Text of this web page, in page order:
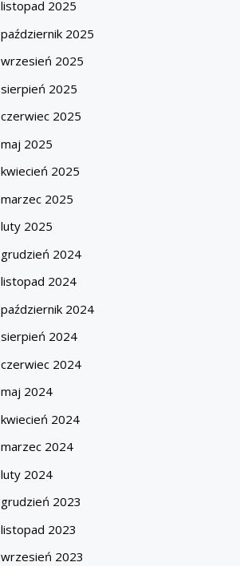
listopad 2025
październik 2025
wrzesień 2025
sierpień 2025
czerwiec 2025
maj 2025
kwiecień 2025
marzec 2025
luty 2025
grudzień 2024
listopad 2024
październik 2024
sierpień 2024
czerwiec 2024
maj 2024
kwiecień 2024
marzec 2024
luty 2024
grudzień 2023
listopad 2023
wrzesień 2023